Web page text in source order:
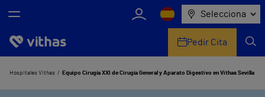
Selecciona
Nosotros
Pedir Cita
Hospitales Vithas Equipo Cirugía XXI de Cirugía General y Aparato Digestivo en Vithas Sevilla